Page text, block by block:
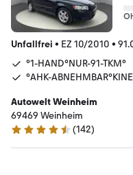
Unfallfrei • EZ 10/2010 •
°1-HAND°NUR-91-TKM°
°AHK-
Autowelt Weinheim
69469 Weinheim
4.7 Sterne
(142)